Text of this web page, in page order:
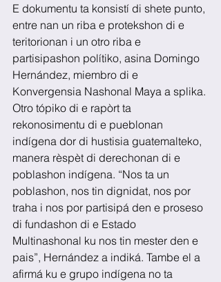
E dokumentu ta konsistí di shete punto,
entre nan un riba e protekshon di e
teritorionan i un otro riba e
partisipashon polítiko, asina Domingo
Hernández, miembro di e
Konvergensia Nashonal Maya a splika.
Otro tópiko di e rapòrt ta
rekonosimentu di e pueblonan
indígena dor di hustisia guatemalteko,
manera rèspèt di derechonan di e
poblashon indígena. “Nos ta un
poblashon, nos tin dignidat, nos por
traha i nos por partisipá den e proseso
di fundashon di e Estado
Multinashonal ku nos tin mester den e
pais”, Hernández a indiká. Tambe el a
afirmá ku e grupo indígena no ta